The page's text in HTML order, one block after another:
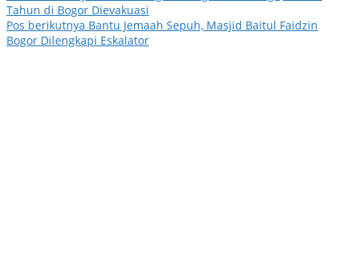
Tahun di Bogor Dievakuasi
Pos berikutnya Bantu Jemaah Sepuh, Masjid Baitul Faidzin
Bogor Dilengkapi Eskalator